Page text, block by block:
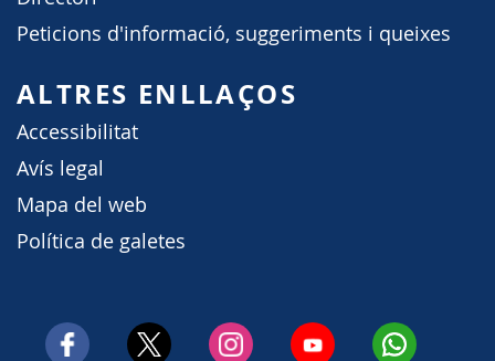
Peticions d'informació, suggeriments i queixes
ALTRES ENLLAÇOS
Accessibilitat
Avís legal
Mapa del web
Política de galetes